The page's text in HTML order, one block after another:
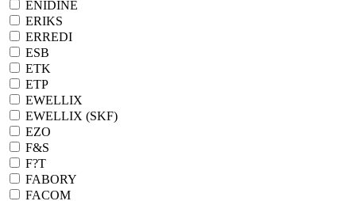
ENIDINE
ERIKS
ERREDI
ESB
ETK
ETP
EWELLIX
EWELLIX (SKF)
EZO
F&S
F?T
FABORY
FACOM